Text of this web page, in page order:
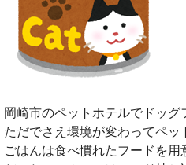
岡崎市のペットホテルでドッ
ただでさえ環境が変わってペッ
ごはんは食べ慣れたフードを用